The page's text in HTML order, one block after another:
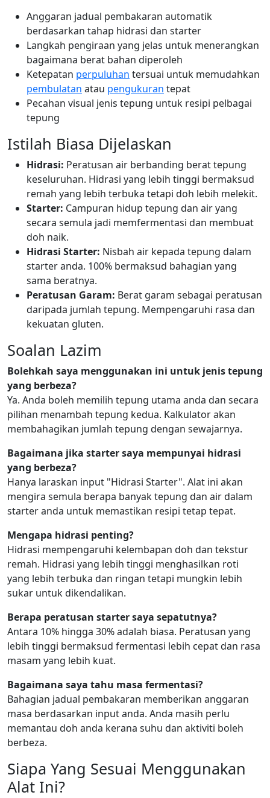
Anggaran jadual pembakaran automatik
berdasarkan tahap hidrasi dan starter
Langkah pengiraan yang jelas untuk menerangkan
bagaimana berat bahan diperoleh
Ketepatan perpuluhan tersuai untuk memudahkan
pembulatan atau pengukuran tepat
Pecahan visual jenis tepung untuk resipi pelbagai
tepung
Istilah Biasa Dijelaskan
Hidrasi: Peratusan air berbanding berat tepung
keseluruhan. Hidrasi yang lebih tinggi bermaksud
remah yang lebih terbuka tetapi doh lebih melekit.
Starter: Campuran hidup tepung dan air yang
secara semula jadi memfermentasi dan membuat
doh naik.
Hidrasi Starter: Nisbah air kepada tepung dalam
starter anda. 100% bermaksud bahagian yang
sama beratnya.
Peratusan Garam: Berat garam sebagai peratusan
daripada jumlah tepung. Mempengaruhi rasa dan
kekuatan gluten.
Soalan Lazim
Bolehkah saya menggunakan ini untuk jenis tepung
yang berbeza?
Ya. Anda boleh memilih tepung utama anda dan secara
pilihan menambah tepung kedua. Kalkulator akan
membahagikan jumlah tepung dengan sewajarnya.
Bagaimana jika starter saya mempunyai hidrasi
yang berbeza?
Hanya laraskan input "Hidrasi Starter". Alat ini akan
mengira semula berapa banyak tepung dan air dalam
starter anda untuk memastikan resipi tetap tepat.
Mengapa hidrasi penting?
Hidrasi mempengaruhi kelembapan doh dan tekstur
remah. Hidrasi yang lebih tinggi menghasilkan roti
yang lebih terbuka dan ringan tetapi mungkin lebih
sukar untuk dikendalikan.
Berapa peratusan starter saya sepatutnya?
Antara 10% hingga 30% adalah biasa. Peratusan yang
lebih tinggi bermaksud fermentasi lebih cepat dan rasa
masam yang lebih kuat.
Bagaimana saya tahu masa fermentasi?
Bahagian jadual pembakaran memberikan anggaran
masa berdasarkan input anda. Anda masih perlu
memantau doh anda kerana suhu dan aktiviti boleh
berbeza.
Siapa Yang Sesuai Menggunakan
Alat Ini?